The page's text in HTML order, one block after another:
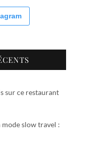
sur ce restaurant
mode slow travel :